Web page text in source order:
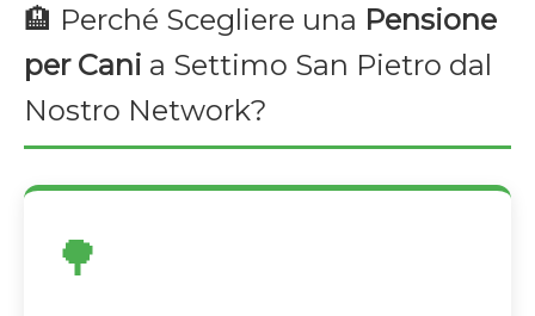
🏨 Perché Scegliere una Pensione
per Cani a Settimo San Pietro dal
Nostro Network?
🌳